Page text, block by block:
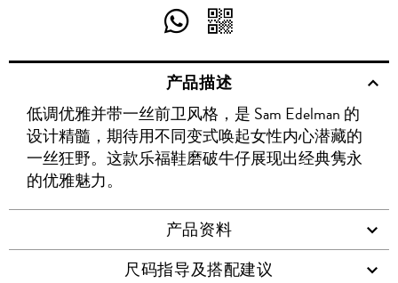
享
WECHAT
享
WEIBO
分
享
至
WHATSAPP
享
维
码
产品描述
低调优雅并带一丝前卫风格，是 Sam Edelman 的
设计精髓，期待用不同变式唤起女性内心潜藏的
一丝狂野。这款乐福鞋磨破牛仔展现出经典隽永
的优雅魅力。
产品资料
尺码指导及搭配建议